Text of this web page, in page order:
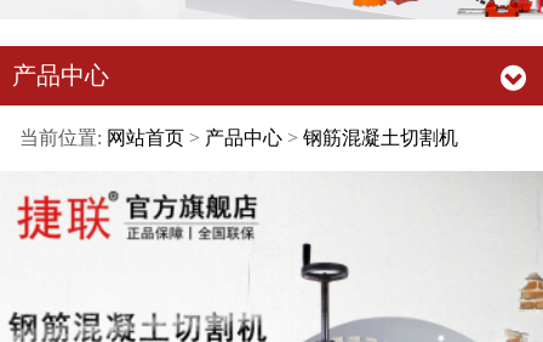
产品中心
当前位置: 网站首页> 产品中心> 钢筋混凝土切割机